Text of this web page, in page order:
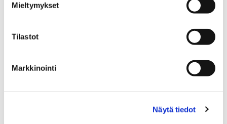
Mieltymykset
Tilastot
Markkinointi
Näytä tiedot
Home